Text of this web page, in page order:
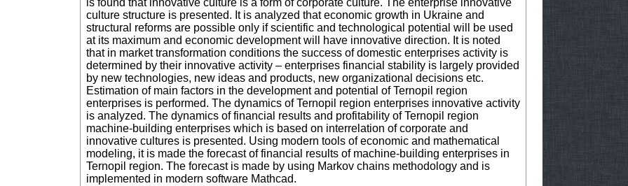
is found that innovative culture is a form of corporate culture. The enterprise innovative
culture structure is presented. It is analyzed that economic growth in Ukraine and
structural reforms are possible only if scientific and technological potential will be used
at its maximum and economic development will have innovative direction. It is noted
that in market transformation conditions the success of domestic enterprises activity is
determined by their innovative activity – enterprises financial stability is largely provided
by new technologies, new ideas and products, new organizational decisions etc.
Estimation of main factors in the development and potential of Ternopil region
enterprises is performed. The dynamics of Ternopil region enterprises innovative activity
is analyzed. The dynamics of financial results and profitability of Ternopil region
machine-building enterprises which is based on interrelation of corporate and
innovative cultures is presented. Using modern tools of economic and mathematical
modeling, it is made the forecast of financial results of machine-building enterprises in
Ternopil region. The forecast is made by using Markov chains methodology and is
implemented in modern software Mathcad.